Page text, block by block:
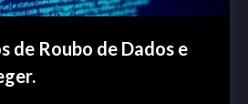
de Roubo de Dados e